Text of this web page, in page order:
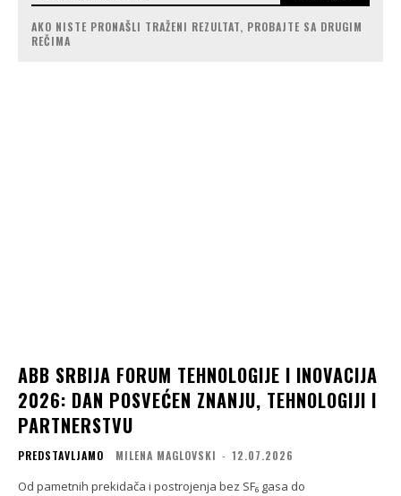
AKO NISTE PRONAŠLI TRAŽENI REZULTAT, PROBAJTE SA DRUGIM
REČIMA
ABB SRBIJA FORUM TEHNOLOGIJE I INOVACIJA
2026: DAN POSVEĆEN ZNANJU, TEHNOLOGIJI I
PARTNERSTVU
PREDSTAVLJAMO MILENA MAGLOVSKI - 12.07.2026
Od pametnih prekidača i postrojenja bez SF₆ gasa do